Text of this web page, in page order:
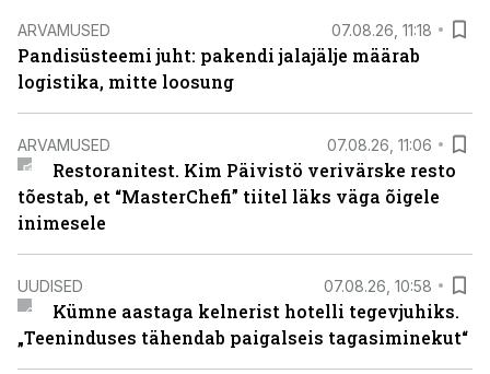
ARVAMUSED 07.08.26, 11:18
Pandisüsteemi juht: pakendi jalajälje määrab
logistika, mitte loosung
ARVAMUSED 07.08.26, 11:06
Restoranitest. Kim Päivistö verivärske resto
tõestab, et “MasterChefi” tiitel läks väga õigele
inimesele
UUDISED 07.08.26, 10:58
Kümne aastaga kelnerist hotelli tegevjuhiks.
„Teeninduses tähendab paigalseis tagasiminekut“